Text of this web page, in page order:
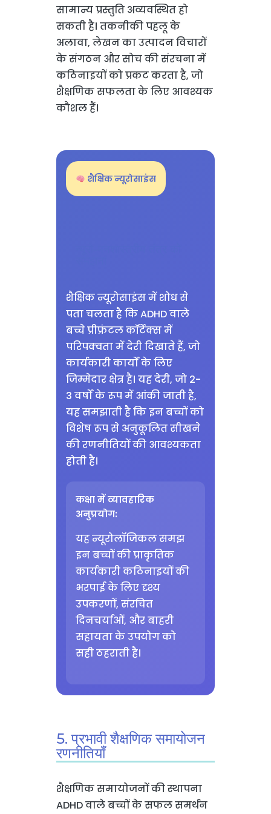
सामान्य प्रस्तुति अव्यवस्थित हो
सकती है। तकनीकी पहलू के
अलावा, लेखन का उत्पादन विचारों
के संगठन और सोच की संरचना में
कठिनाइयों को प्रकट करता है, जो
शैक्षणिक सफलता के लिए आवश्यक
कौशल हैं।
शैक्षिक न्यूरोसाइंस
शैक्षिक न्यूरोसाइंस में शोध से
पता चलता है कि ADHD वाले
बच्चे प्रीफ्रंटल कॉर्टेक्स में
परिपक्वता में देरी दिखाते हैं, जो
कार्यकारी कार्यों के लिए
जिम्मेदार क्षेत्र है। यह देरी, जो 2-
3 वर्षों के रूप में आंकी जाती है,
यह समझाती है कि इन बच्चों को
विशेष रूप से अनुकूलित सीखने
की रणनीतियों की आवश्यकता
होती है।
कक्षा में व्यावहारिक
अनुप्रयोग:
यह न्यूरोलॉजिकल समझ
इन बच्चों की प्राकृतिक
कार्यकारी कठिनाइयों की
भरपाई के लिए दृश्य
उपकरणों, संरचित
दिनचर्याओं, और बाहरी
सहायता के उपयोग को
सही ठहराती है।
5. प्रभावी शैक्षणिक समायोजन
रणनीतियाँ
शैक्षणिक समायोजनों की स्थापना
ADHD वाले बच्चों के सफल समर्थन